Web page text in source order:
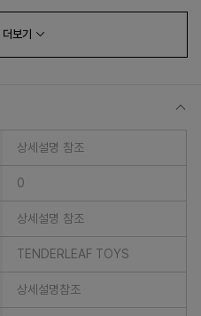
더보기
상세설명 참조
0
상세설명 참조
TENDERLEAF TOYS
상세설명참조